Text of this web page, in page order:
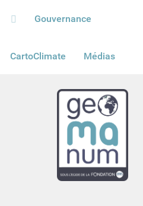
Gouvernance
CartoClimate Médias